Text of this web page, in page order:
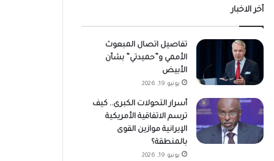
أخر الاخبار
تفاصيل اتصال المبعوث
الأممي و”حميدتي” بشأن
الأبيض
يونيو 19, 2026
أسرار التحولات الكبرى.. كيف
ترسم الاتفاقية الأمريكية
الإيرانية موازين القوى
بالمنطقة؟
يونيو 19, 2026